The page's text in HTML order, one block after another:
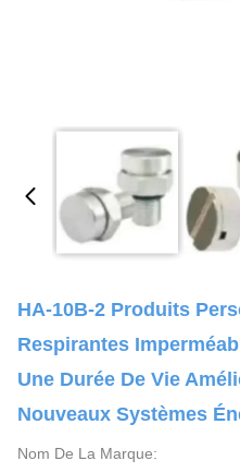
HA-10B-2 Produits
Respirantes
Une Durée De Vie
Nouveaux Systèmes
Nom De La Marque: